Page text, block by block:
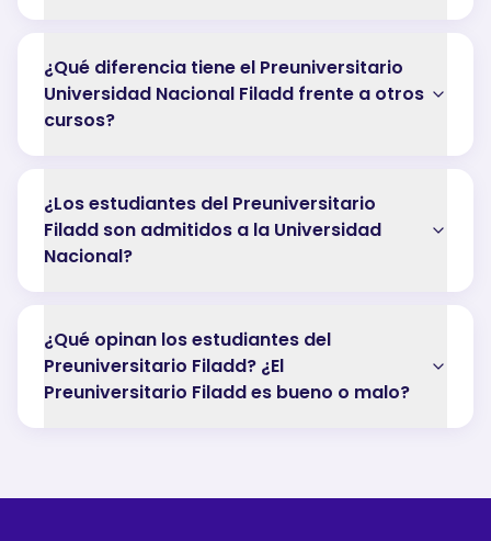
¿Qué diferencia tiene el Preuniversitario
Universidad Nacional Filadd frente a otros
cursos?
¿Los estudiantes del Preuniversitario
Filadd son admitidos a la Universidad
Nacional?
¿Qué opinan los estudiantes del
Preuniversitario Filadd? ¿El
Preuniversitario Filadd es bueno o malo?